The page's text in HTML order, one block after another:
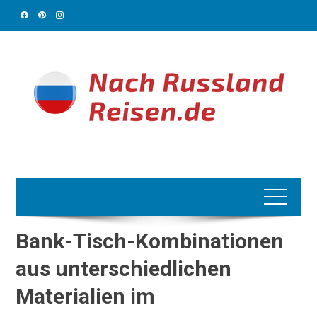
Bank-Tisch-Kombinationen
aus unterschiedlichen
Materialien im